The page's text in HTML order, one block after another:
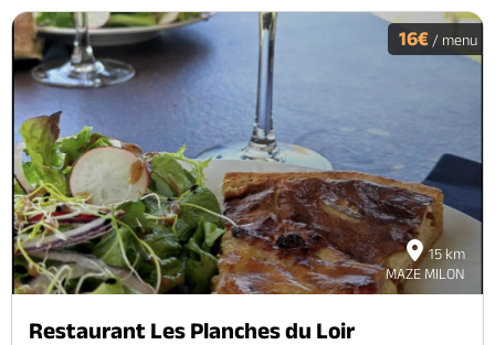
15 km
MAZE MILON
16€ / menu
Restaurant Les Planches du Loir